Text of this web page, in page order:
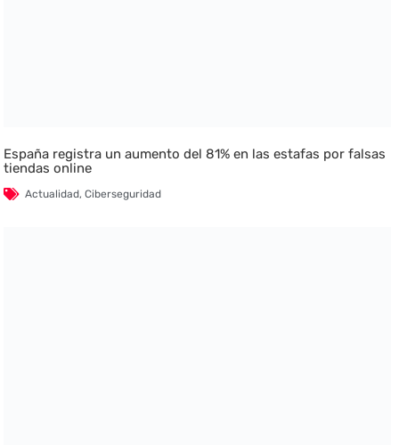
España registra un aumento del 81% en las estafas por falsas
tiendas online
Actualidad,Ciberseguridad